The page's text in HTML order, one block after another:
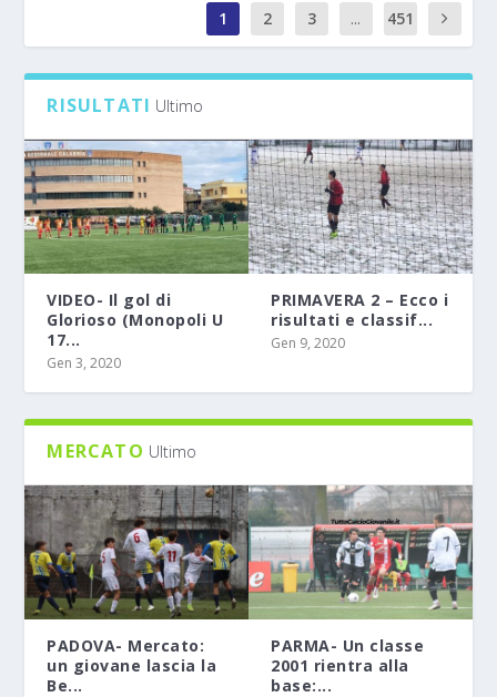
1 2 3 ...
451
1
RISULTATI Ultimo
VIDEO- Il gol di
Glorioso (Monopoli U
17...
Gen 3, 2020
PRIMAVERA 2 – Ecco i
risultati e classif...
Gen 9, 2020
MERCATO Ultimo
PADOVA- Mercato:
un giovane lascia la
Be...
PARMA- Un classe
2001 rientra alla
base:...